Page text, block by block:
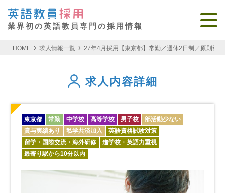
業界初の英語教員専門の採用情報
HOME 求人情報一覧 27年4月採用【東京都】常勤／週休2日制／原則部
求人内容詳細
東京都 常勤 中学校 高等学校 男子校
部活動少ない
賞与実績あり
私学共済加入
英語資格試験対策
留学・国際交流・海外研修
進学校・英語力重視
最寄り駅から10分以内